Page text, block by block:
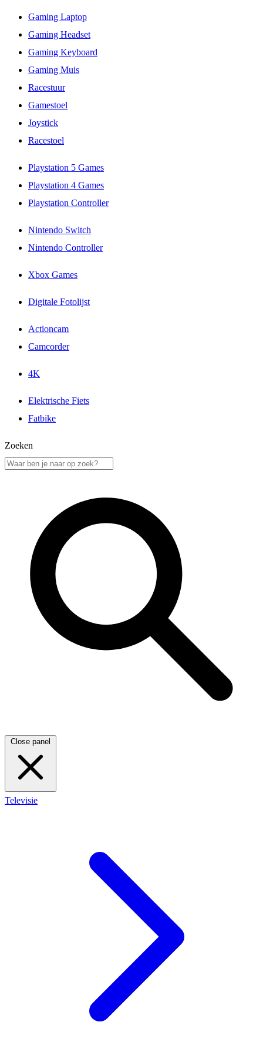
Gaming Laptop
Gaming Headset
Gaming Keyboard
Gaming Muis
Racestuur
Gamestoel
Joystick
Racestoel
Playstation 5 Games
Playstation 4 Games
Playstation Controller
Nintendo Switch
Nintendo Controller
Xbox Games
Digitale Fotolijst
Actioncam
Camcorder
4K
Elektrische Fiets
Fatbike
Zoeken
Close panel
Televisie